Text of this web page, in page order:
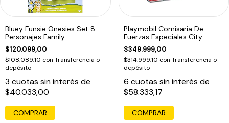
Bluey Funsie Onesies Set 8
Personajes Family
$120.099,00
$108.089,10 con Transferencia o
depósito
3 cuotas sin interés de
$40.033,00
Playmobil Comisaria De
Fuerzas Especiales City
Action 70338
$349.999,00
$314.999,10 con Transferencia o
depósito
6 cuotas sin interés de
$58.333,17